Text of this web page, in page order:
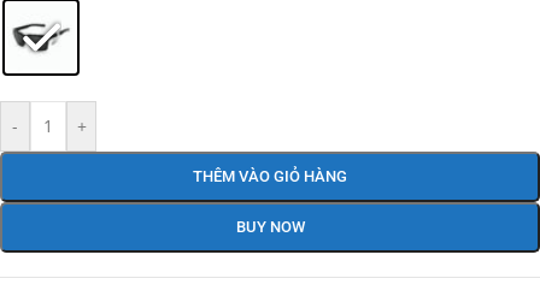
- +
THÊM VÀO GIỎ HÀNG
BUY NOW